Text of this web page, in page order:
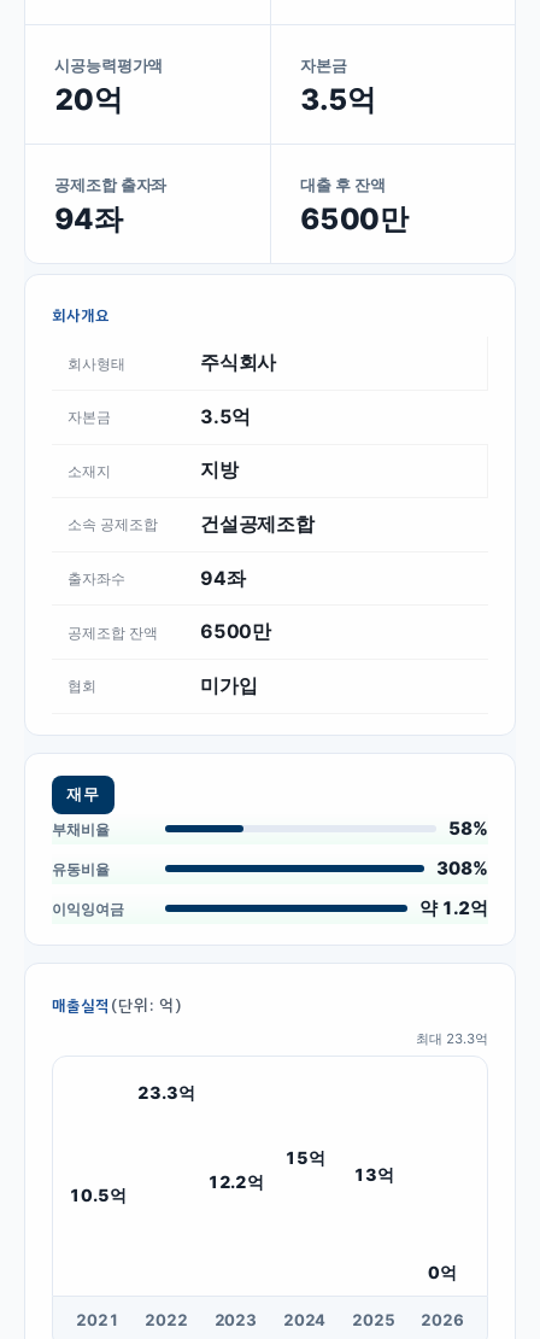
시공능력평가액
20억
자본금
3.5억
공제조합 출자좌
94좌
대출 후 잔액
6500만
회사개요
회사형태 주식회사
자본금 3.5억
소재지 지방
소속 공제조합 건설공제조합
출자좌수 94좌
공제조합 잔액 6500만
협회 미가입
재무
부채비율
58%
유동비율 308%
이익잉여금 약 1.2억
매출실적 (단위: 억)
최대 23.3억
10.5억
23.3억
12.2억
15억
13억
0억
2021 2022 2023 2024 2025 2026